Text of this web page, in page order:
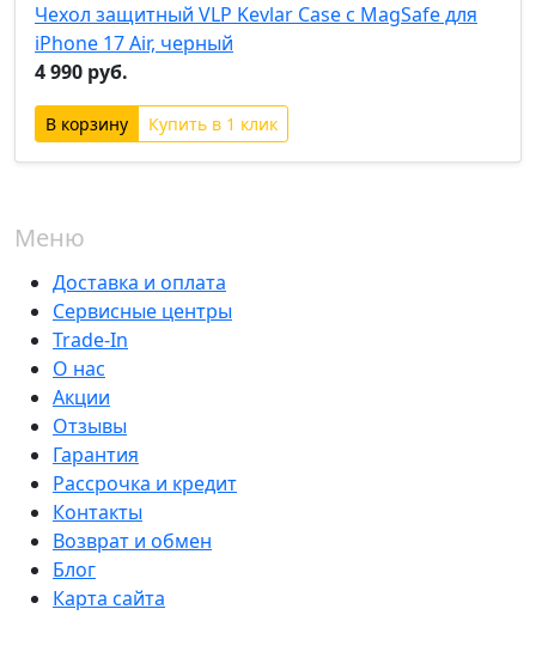
Чехол защитный VLP Kevlar Case с MagSafe для
iPhone 17 Air, черный
4 990 руб.
Купить в 1 клик
Меню
Доставка и оплата
Сервисные центры
Trade-In
О нас
Акции
Отзывы
Гарантия
Рассрочка и кредит
Контакты
Возврат и обмен
Блог
Карта сайта